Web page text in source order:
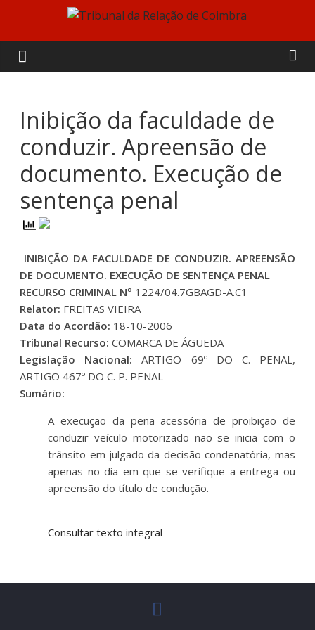
content
Tribunal
da
Relação
de
Coimbra
Inibição da faculdade de
conduzir. Apreensão de
documento. Execução de
sentença penal
INIBIÇÃO DA FACULDADE DE CONDUZIR. APREENSÃO
DE DOCUMENTO. EXECUÇÃO DE SENTENÇA PENAL
RECURSO CRIMINAL Nº 1224/04.7GBAGD-A.C1
Relator: FREITAS VIEIRA
Data do Acordão: 18-10-2006
Tribunal Recurso:COMARCA DE ÁGUEDA
Legislação Nacional:ARTIGO 69º DO C. PENAL,
ARTIGO 467º DO C. P. PENAL
Sumário:
A execução da pena acessória de proibição de
conduzir veículo motorizado não se inicia com o
trânsito em julgado da decisão condenatória, mas
apenas no dia em que se verifique a entrega ou
apreensão do título de condução.
Consultar texto integral